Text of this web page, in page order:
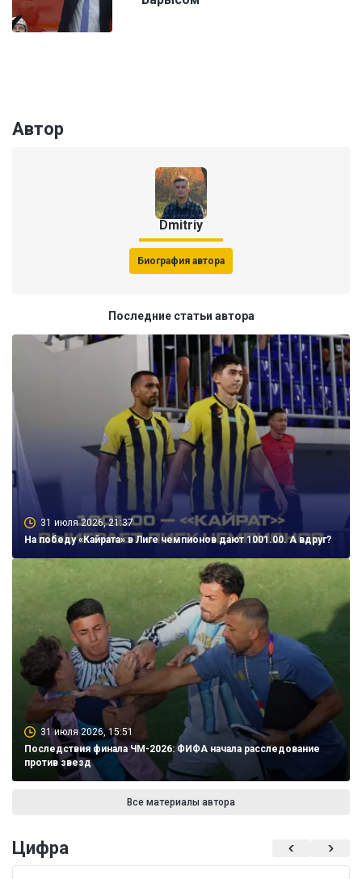
Автор
Dmitriy
Биография автора
Последние статьи автора
31 июля 2026, 21:37
На победу «Кайрата» в Лиге чемпионов дают 1001.00. А вдруг?
31 июля 2026, 15:51
Последствия финала ЧМ-2026: ФИФА начала расследование
против звезд
Все материалы автора
Цифра